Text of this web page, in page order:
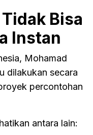
Bisa
Instan
Mohamad
dilakukan secara
percontohan
antara lain: